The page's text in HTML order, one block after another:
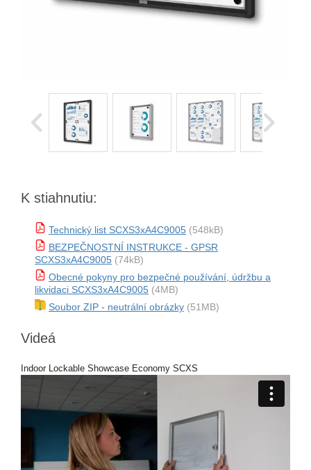
K stiahnutiu:
Technický list SCXS3xA4C9005 (548kB)
BEZPEČNOSTNÍ INSTRUKCE - GPSR
SCXS3xA4C9005 (74kB)
Obecné pokyny pro bezpečné používání, údržbu a
likvidaci SCXS3xA4C9005 (4MB)
Soubor ZIP - neutrální obrázky (51MB)
Videá
Indoor Lockable Showcase Economy SCXS